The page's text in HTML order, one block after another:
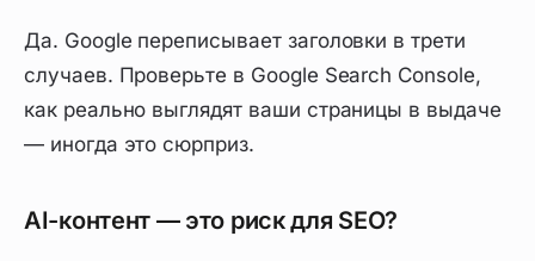
Да. Google переписывает заголовки в трети
случаев. Проверьте в Google Search Console,
как реально выглядят ваши страницы в выдаче
— иногда это сюрприз.
AI-контент — это риск для SEO?